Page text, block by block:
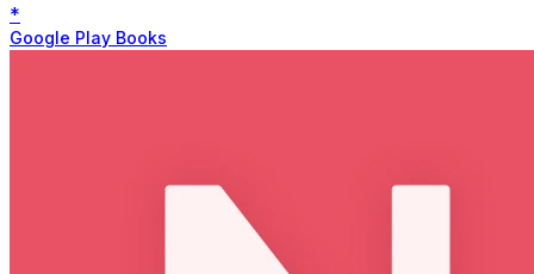
*
Google Play Books